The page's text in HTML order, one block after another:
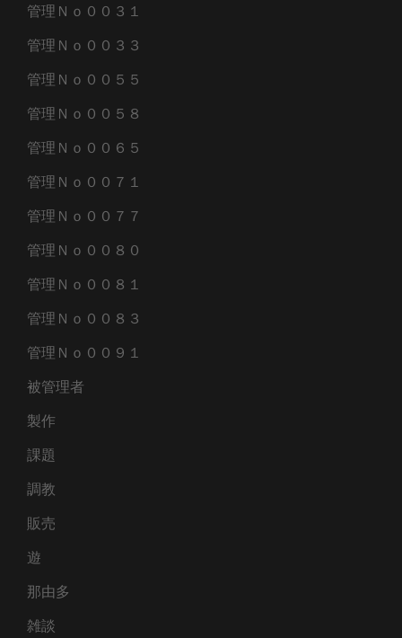
管理Ｎｏ００３１
管理Ｎｏ００３３
管理Ｎｏ００５５
管理Ｎｏ００５８
管理Ｎｏ００６５
管理Ｎｏ００７１
管理Ｎｏ００７７
管理Ｎｏ００８０
管理Ｎｏ００８１
管理Ｎｏ００８３
管理Ｎｏ００９１
被管理者
製作
課題
調教
販売
遊
那由多
雑談